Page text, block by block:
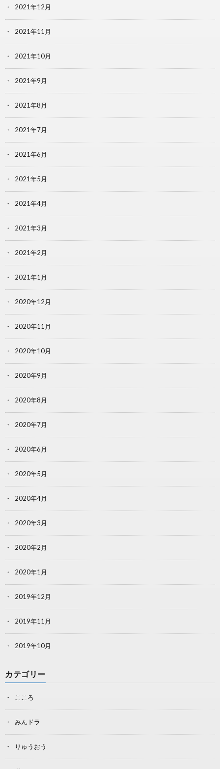
2021年12月
2021年11月
2021年10月
2021年9月
2021年8月
2021年7月
2021年6月
2021年5月
2021年4月
2021年3月
2021年2月
2021年1月
2020年12月
2020年11月
2020年10月
2020年9月
2020年8月
2020年7月
2020年6月
2020年5月
2020年4月
2020年3月
2020年2月
2020年1月
2019年12月
2019年11月
2019年10月
カテゴリー
こころ
みんドラ
りゅうおう